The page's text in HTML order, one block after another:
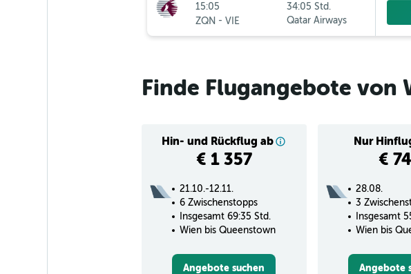
15:05
ZQN - VIE
34:05 Std.
Qatar Airways
Finde Flugangebote von
Hin- und Rückflug ab
€ 1 357
Nur
€
21.10.-12.11.
6 Zwischenstopps
Insgesamt 69:35 Std.
Wien bis Queenstown
Angebote suchen
28.08.
3
Insgesamt
Wien bis
Angebote